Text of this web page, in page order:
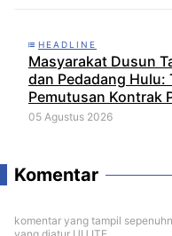
HEADLINE
Masyarakat Dusun
dan Pedadang Hulu:
Pemutusan Kontrak
Indah Perkasa
05 Agustus 2026
Komentar
komentar yang tampil